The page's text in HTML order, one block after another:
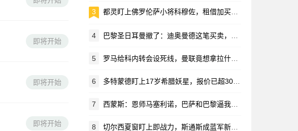
即将开始
即将开始
即将开始
3 都灵盯上佛罗伦萨小将科穆佐，租借加买断谈判进入倒计时
4 巴黎圣日耳曼撤了：迪奥曼德这笔买卖，他们觉得“太离谱”
5 罗马给科内转会设死线，曼联竟想拿拉什福德换？对方直接摆手：养不起！
6 多特蒙德盯上17岁希腊妖星，报价已超3000万欧
7 西蒙斯：恩师马塞利诺，巴萨和巴黎逼我长大
8 切尔西夏窗盯上即战力，斯通斯成蓝军新目标？